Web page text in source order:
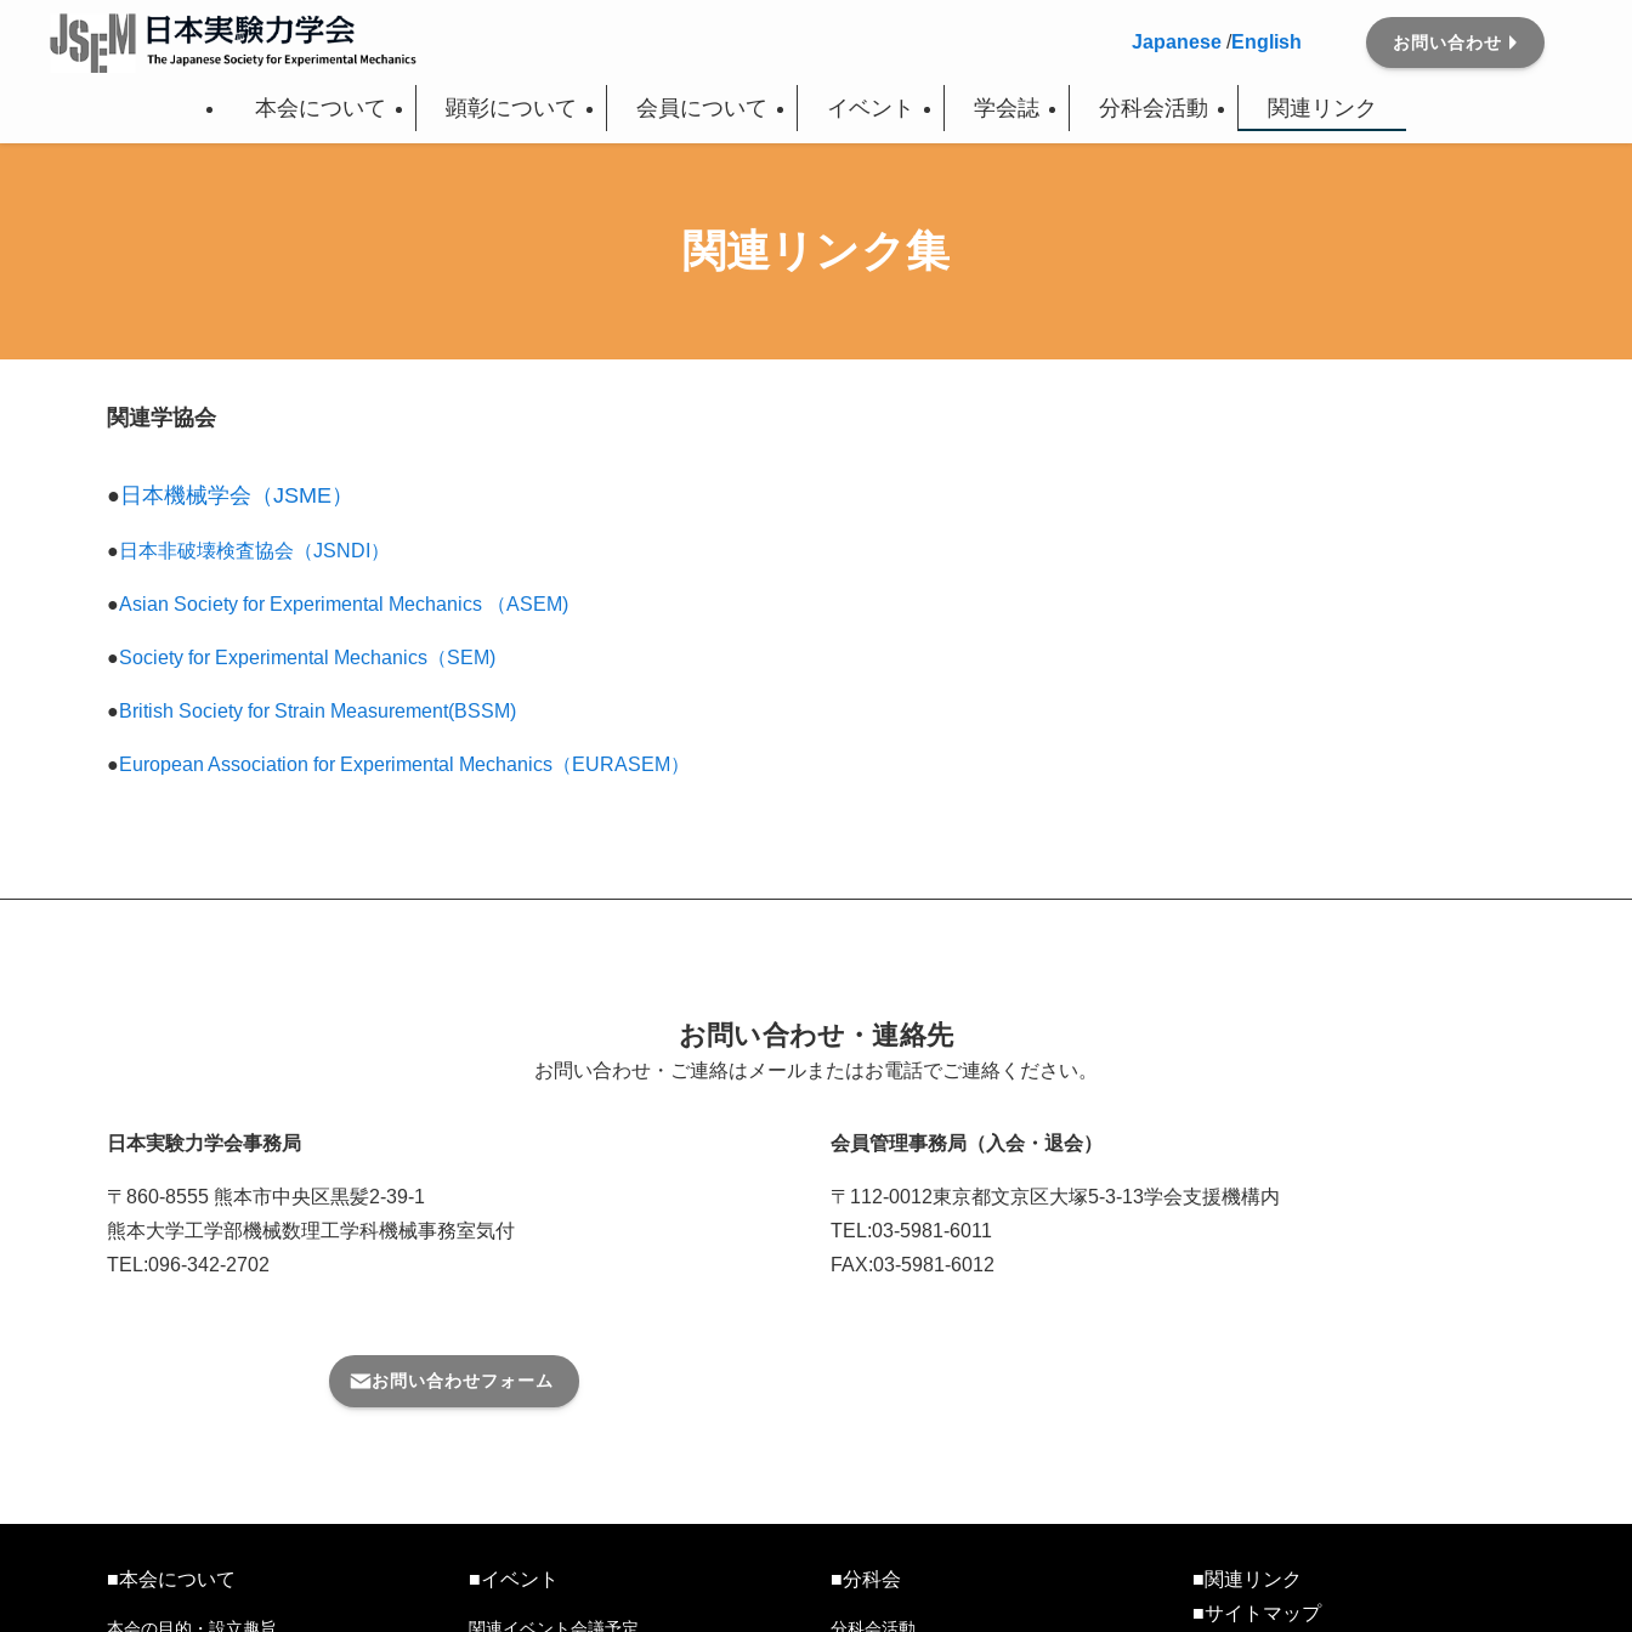
本会について 顕彰について 会員について イベント 学会誌 分科会活動 関連リンク
Japanese /English お問い合わせ
関連リンク集
関連学協会
● 日本機械学会（JSME）
● 日本非破壊検査協会（JSNDI）
●Asian Society for Experimental Mechanics （ASEM)
●Society for Experimental Mechanics（SEM)
●British Society for Strain Measurement(BSSM)
●European Association for Experimental Mechanics（EURASEM）
お問い合わせ・連絡先
お問い合わせ・ご連絡はメールまたはお電話でご連絡ください。
日本実験力学会事務局
〒860-8555 熊本市中央区黒髪2-39-1
熊本大学工学部機械数理工学科機械事務室気付
TEL:096-342-2702
お問い合わせフォーム
会員管理事務局（入会・退会）
〒112-0012東京都文京区大塚5-3-13学会支援機構内
TEL:03-5981-6011
FAX:03-5981-6012
■本会について
本会の目的・設立趣旨
■イベント
関連イベント会議予定
■分科会
分科会活動
■関連リンク
■サイトマップ